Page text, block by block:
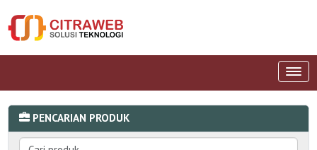
PENCARIAN PRODUK